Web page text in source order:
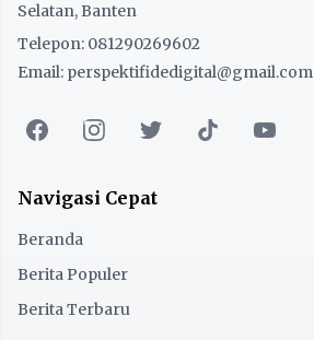
Selatan, Banten
Telepon: 081290269602
Email: perspektifidedigital@gmail.com
Navigasi Cepat
Beranda
Berita Populer
Berita Terbaru